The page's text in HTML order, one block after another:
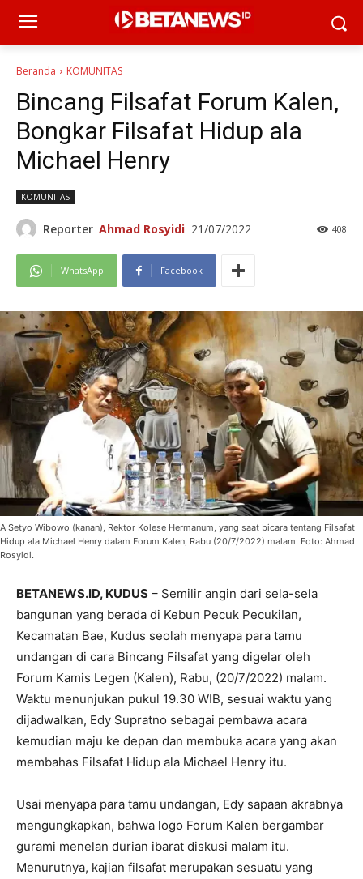
Beranda KOMUNITAS
Bincang Filsafat Forum Kalen,
Bongkar Filsafat Hidup ala
Michael Henry
KOMUNITAS
Reporter Ahmad Rosyidi 21/07/2022 408
WhatsApp Facebook
A Setyo Wibowo (kanan), Rektor Kolese Hermanum, yang saat bicara tentang Filsafat
Hidup ala Michael Henry dalam Forum Kalen, Rabu (20/7/2022) malam. Foto: Ahmad
Rosyidi.
BETANEWS.ID, KUDUS – Semilir angin dari sela-sela
bangunan yang berada di Kebun Pecuk Pecukilan,
Kecamatan Bae, Kudus seolah menyapa para tamu
undangan di cara Bincang Filsafat yang digelar oleh
Forum Kamis Legen (Kalen), Rabu, (20/7/2022) malam.
Waktu menunjukan pukul 19.30 WIB, sesuai waktu yang
dijadwalkan, Edy Supratno sebagai pembawa acara
kemudian maju ke depan dan membuka acara yang akan
membahas Filsafat Hidup ala Michael Henry itu.
Usai menyapa para tamu undangan, Edy sapaan akrabnya
mengungkapkan, bahwa logo Forum Kalen bergambar
gurami menelan durian ibarat diskusi malam itu.
Menurutnya, kajian filsafat merupakan sesuatu yang